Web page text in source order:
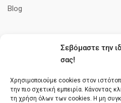
Σεβόμαστε την
σας!
Χρησιμοποιούμε cookies στον
την πιο σχετική εμπειρία. Κάνοντας
τη χρήση όλων των cookies. Η μη
Blog
Πολιτική cookies